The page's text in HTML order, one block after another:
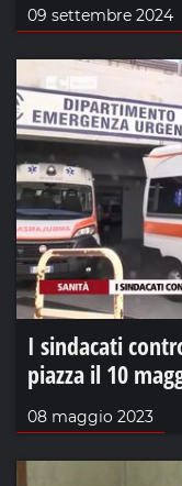
09 settembre 2024
I sindacati
piazza il 10
08 maggio 2023